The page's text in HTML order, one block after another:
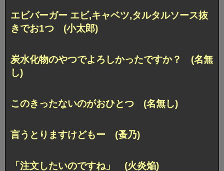
エビバーガー エビ,キャベツ,タルタルソース抜
きでお1つ (小太郎)
炭水化物のやつでよろしかったですか？ (名無
し)
このきったないのがおひとつ (名無し)
言うとりますけどもー (蚤乃)
「注文したいのですね」 (火炎焔)